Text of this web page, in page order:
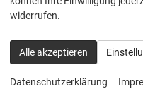
widerrufen.
Alle akzeptieren
Datenschutzerklärung